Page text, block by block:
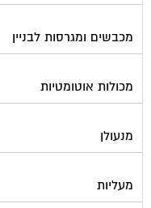
מכבשים ומגרסות לבניין
מכולות אוטומטיות
מנעולן
מעליות